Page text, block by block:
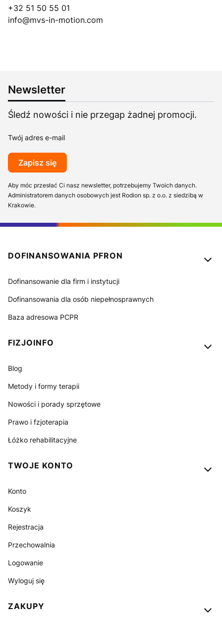
+32 51 50 55 01
info@mvs-in-motion.com
Newsletter
Śledź nowości i nie przegap żadnej promocji.
Twój adres e-mail
Zapisz się
Aby móc przesłać Ci nasz newsletter, potrzebujemy Twoich danych.
Administratorem danych osobowych jest Rodion sp. z o.o. z siedzibą w
Krakowie.
Linki w stopce
DOFINANSOWANIA PFRON
Dofinansowanie dla firm i instytucji
Dofinansowania dla osób niepełnosprawnych
Baza adresowa PCPR
FIZJOINFO
Blog
Metody i formy terapii
Nowości i porady sprzętowe
Prawo i fzjoterapia
Łóżko rehabilitacyjne
TWOJE KONTO
Konto
Koszyk
Rejestracja
Przechowalnia
Logowanie
Wyloguj się
ZAKUPY